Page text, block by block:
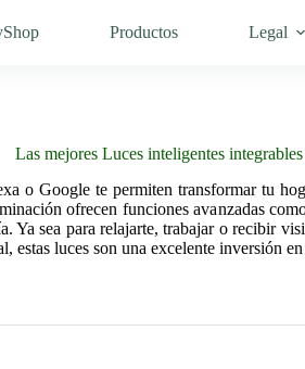
Productos Legal
Las mejores Luces inteligentes
o Google te permiten transformar tu
ofrecen funciones avanzadas
Ya sea para relajarte, trabajar o recibir
estas luces son una excelente inversión